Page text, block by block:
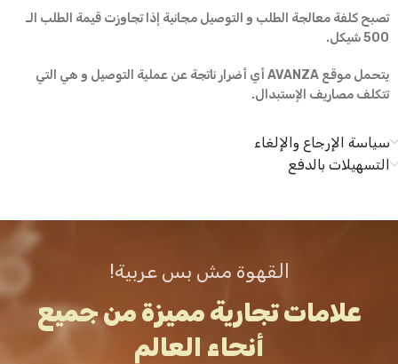
تصبح كلفة معالجة الطلب و التوصيل مجانية إذا تجاوزت قيمة الطلب الـ
500 شيكل.
يتحمل موقع AVANZA أي أضرار ناتجة عن عملية التوصيل و هي التي
تتكلف مصاريف الإستبدال.
سياسة الإرجاع والإلغاء
التسهيلات بالدفع
القهوة مش بس عربية!
علامات تجارية مميزة من جميع
أنحاء العالم